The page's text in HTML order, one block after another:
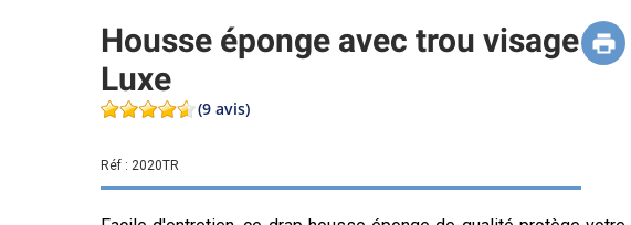
Housse éponge avec trou visage
Luxe
(9 avis)
Réf : 2020TR